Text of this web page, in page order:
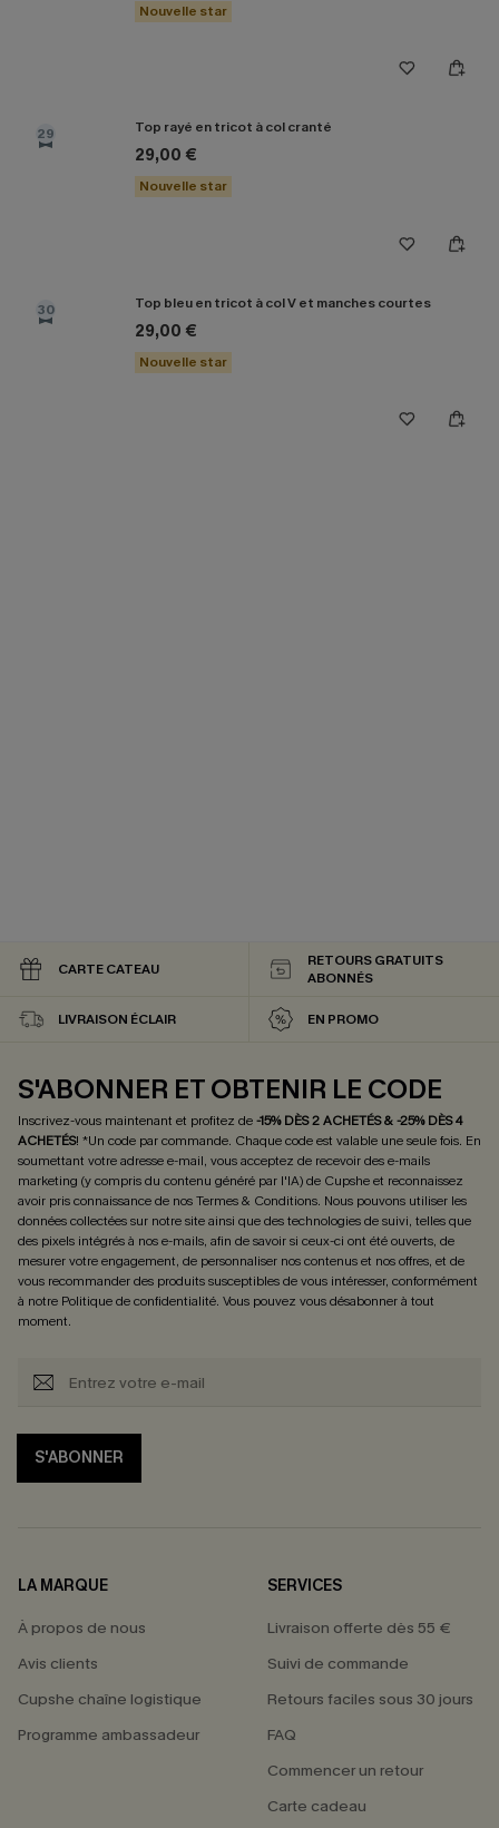
Nouvelle star
29 Top rayé en tricot à col cranté
29,00 €
Nouvelle star
30 Top bleu en tricot à col V et manches courtes
29,00 €
Nouvelle star
CARTE CATEAU
RETOURS GRATUITS
ABONNÉS
LIVRAISON ÉCLAIR EN PROMO
S'ABONNER ET OBTENIR LE CODE
Inscrivez-vous maintenant et profitez de-15% DÈS 2 ACHETÉS & -25% DÈS 4
ACHETÉS! *Un code par commande. Chaque code est valable une seule fois. En
soumettant votre adresse e-mail, vous acceptez de recevoir des e-mails
marketing (y compris du contenu généré par l'IA) de Cupshe et reconnaissez
avoir pris connaissance de nosTermes & Conditions. Nous pouvons utiliser les
données collectées sur notre site ainsi que des technologies de suivi, telles que
des pixels intégrés à nos e-mails, afin de savoir si ceux-ci ont été ouverts, de
mesurer votre engagement, de personnaliser nos contenus et nos offres, et de
vous recommander des produits susceptibles de vous intéresser, conformément
à notre Politique de confidentialité. Vous pouvez vous désabonner à tout
moment.
S'ABONNER
LA MARQUE
À propos de nous
Avis clients
Cupshe chaîne logistique
Programme ambassadeur
SERVICES
Livraison offerte dès 55 €
Suivi de commande
Retours faciles sous 30 jours
FAQ
Commencer un retour
Carte cadeau